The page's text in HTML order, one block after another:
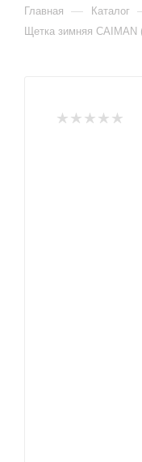
Главная — Каталог
Щетка зимняя CAIMAN